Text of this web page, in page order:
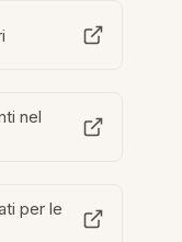
nel
per le